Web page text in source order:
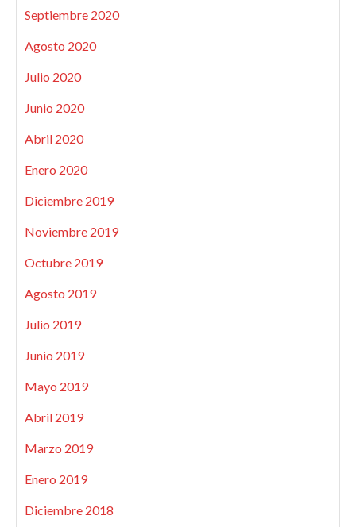
Septiembre 2020
Agosto 2020
Julio 2020
Junio 2020
Abril 2020
Enero 2020
Diciembre 2019
Noviembre 2019
Octubre 2019
Agosto 2019
Julio 2019
Junio 2019
Mayo 2019
Abril 2019
Marzo 2019
Enero 2019
Diciembre 2018